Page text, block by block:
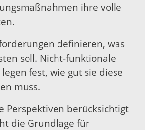
ihre volle
definieren, was
soll. Nicht-funktionale
fest, wie gut sie diese
muss.
Perspektiven berücksichtigt
die Grundlage für